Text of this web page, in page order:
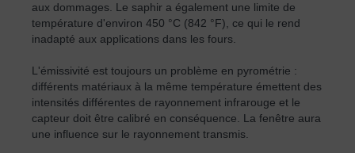
aux dommages. Le saphir a également une limite de
température d'environ 450 °C (842 °F), ce qui le rend
inadapté aux applications dans les fours.
L'émissivité est toujours un problème en pyrométrie :
différents matériaux à la même température émettent des
intensités différentes de rayonnement infrarouge et le
capteur doit être calibré en conséquence. La fenêtre aura
une influence sur le rayonnement transmis.